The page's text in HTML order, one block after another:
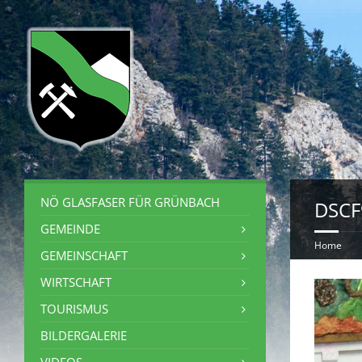
Home
NÖ GLASFASER FÜR GRÜNBACH
GEMEINDE
GEMEINSCHAFT
WIRTSCHAFT
TOURISMUS
BILDERGALERIE